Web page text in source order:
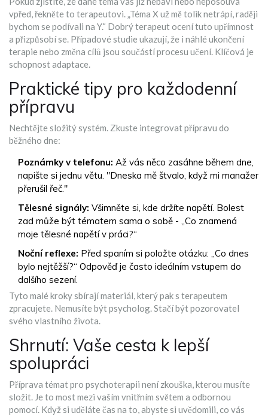
vpřed, řekněte to terapeutovi. „Téma X už mě tolik netrápí, raději
bychom se podívali na Y.“ Dobrý terapeut ocení tuto upřímnost
a přizpůsobí se. Případové studie ukazují, že i náhlé ukončení
terapie nebo změna cílů jsou součástí procesu učení. Klíčová je
schopnost adaptace.
Praktické tipy pro každodenní
přípravu
Nechtějte složitý systém. Zkuste integrovat přípravu do
běžného dne:
Poznámky v telefonu: Až vás něco zasáhne během dne,
napište si jednu větu. "Dneska mě štvalo, když mi manažer
přerušil řeč."
Tělesné signály: Všimněte si, kde držíte napětí. Bolest
zad může být tématem sama o sobě - „Co znamená
moje tělesné napětí v práci?“
Noční reflexe: Před spaním si položte otázku: „Co dnes
bylo nejtěžší?“ Odpověď je často ideálním vstupem do
dalšího sezení.
Tyto malé kroky sbírají materiál, který pak s terapeutem
zpracujete. Nemusíte být psycholog. Stačí být pozorovatel
svého vlastního života.
Shrnutí: Vaše cesta k lepší
spolupráci
Příprava témat pro psychoterapii není zkouška, kterou musíte
složit. Je to most mezi vaším vnitřním světem a odbornou
pomocí. Když si uděláte čas na to, abyste si uvědomili, co vás